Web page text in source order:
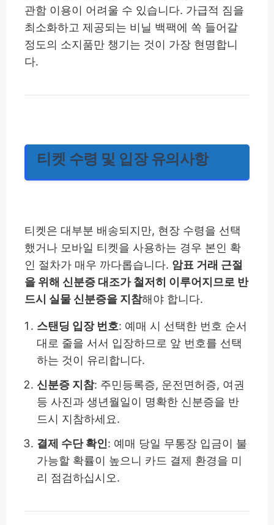
관함 이용이 어려울 수 있습니다. 가급적 짐을
최소화하고 제공되는 비닐 백팩에 쏙 들어갈
정도의 소지품만 챙기는 것이 가장 현명합니
다.
티켓 수령 및 입장 유의사항
티켓은 대부분 배송되지만, 현장 수령을 선택
했거나 모바일 티켓을 사용하는 경우 본인 확
인 절차가 매우 까다롭습니다. 암표 거래 근절
을 위해 신분증 대조가 철저히 이루어지므로 반
드시 실물 신분증을 지참해야 합니다.
스탠딩 입장 번호: 예매 시 선택한 번호 순서
대로 줄을 서서 입장하므로 앞 번호를 선택
하는 것이 유리합니다.
신분증 지참: 주민등록증, 운전면허증, 여권
등 사진과 생년월일이 명확한 신분증을 반
드시 지참하세요.
결제 수단 확인: 예매 당일 무통장 입금이 불
가능할 확률이 높으니 카드 결제 환경을 미
리 점검하십시오.